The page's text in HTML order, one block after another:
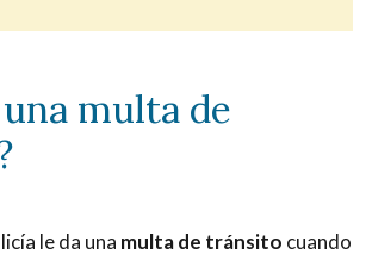
multa de
le da una multa de tránsito cuando